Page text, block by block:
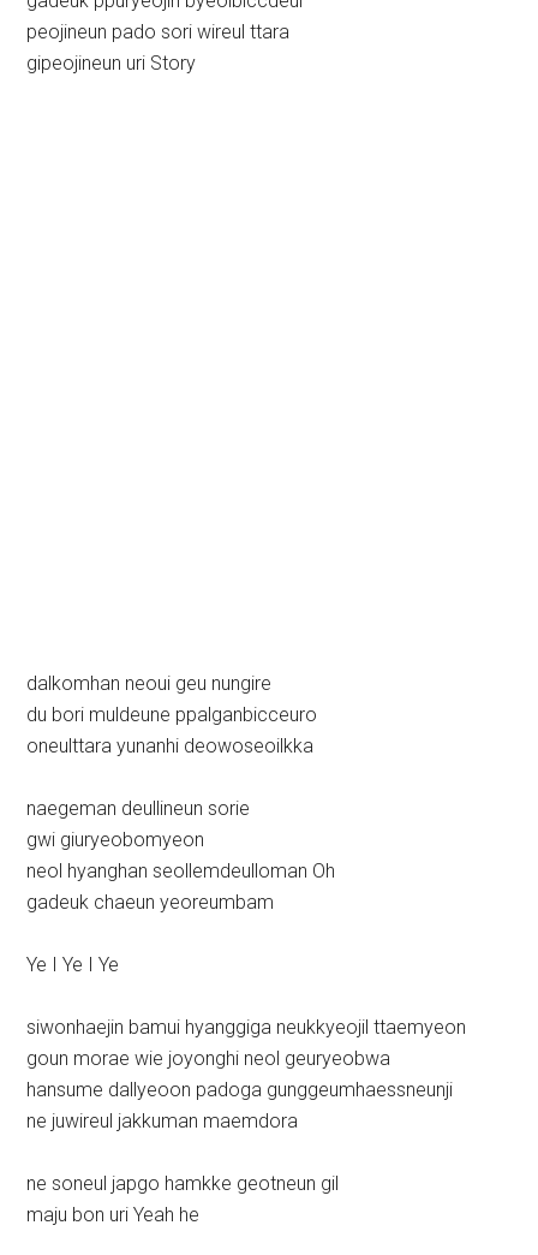
peojineun pado sori wireul ttara
gipeojineun uri Story
dalkomhan neoui geu nungire
du bori muldeune ppalganbicceuro
oneulttara yunanhi deowoseoilkka
naegeman deullineun sorie
gwi giuryeobomyeon
neol hyanghan seollemdeulloman Oh
gadeuk chaeun yeoreumbam
Ye I Ye I Ye
siwonhaejin bamui hyanggiga neukkyeojil ttaemyeon
goun morae wie joyonghi neol geuryeobwa
hansume dallyeoon padoga gunggeumhaessneunji
ne juwireul jakkuman maemdora
ne soneul japgo hamkke geotneun gil
maju bon uri Yeah he